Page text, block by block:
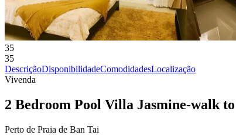
35
35
DescriçãoDisponibilidadeComodidadesLocalização
Vivenda
2 Bedroom Pool Villa Jasmine-walk
Perto de Praia de Ban Tai